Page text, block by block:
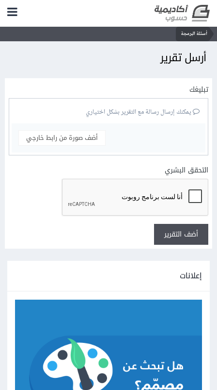
أسئلة البرمجة
أرسل تقرير
تبليغك
يمكنك إرسال رسالة مع التقرير بشكل اختياري
أضف صورة من رابط خارجي
التحقق البشري
أضف التقرير
إعلانات